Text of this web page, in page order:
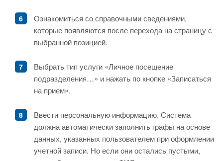
Ознакомиться со справочными сведениями,
которые появляются после перехода на страницу с
выбранной позицией.
Выбрать тип услуги «Личное посещение
подразделения…» и нажать по кнопке «Записаться
на прием».
Ввести персональную информацию. Система
должна автоматически заполнить графы на основе
данных, указанных пользователем при оформлении
учетной записи. Но если они остались пустыми,